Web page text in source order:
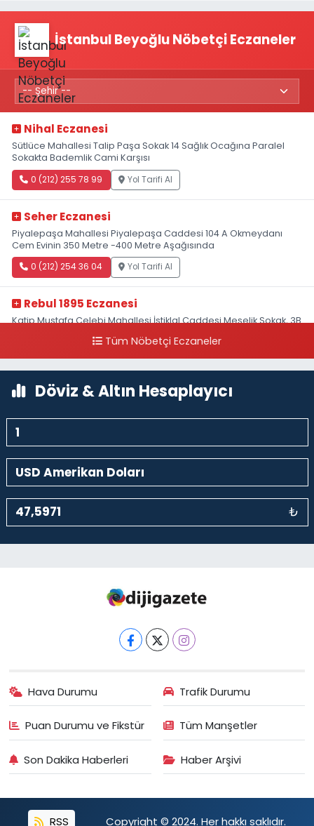
İstanbul Beyoğlu Nöbetçi Eczaneler
Nihal Eczanesi
Sütlüce Mahallesi Talip Paşa Sokak 14 Sağlık Ocağına Paralel
Sokakta Bademlik Cami Karşısı
0 (212) 255 78 99 Yol Tarifi Al
Seher Eczanesi
Piyalepaşa Mahallesi Piyalepaşa Caddesi 104 A Okmeydanı
Cem Evinin 350 Metre -400 Metre Aşağısında
0 (212) 254 36 04 Yol Tarifi Al
Rebul 1895 Eczanesi
Katip Mustafa Çelebi Mahallesi İstiklal Caddesi Meşelik Sokak, 3B
Tüm Nöbetçi Eczaneler
Döviz & Altın Hesaplayıcı
₺
Hava Durumu Trafik Durumu
Puan Durumu ve Fikstür Tüm Manşetler
Son Dakika Haberleri Haber Arşivi
RSS Copyright © 2024. Her hakkı saklıdır.